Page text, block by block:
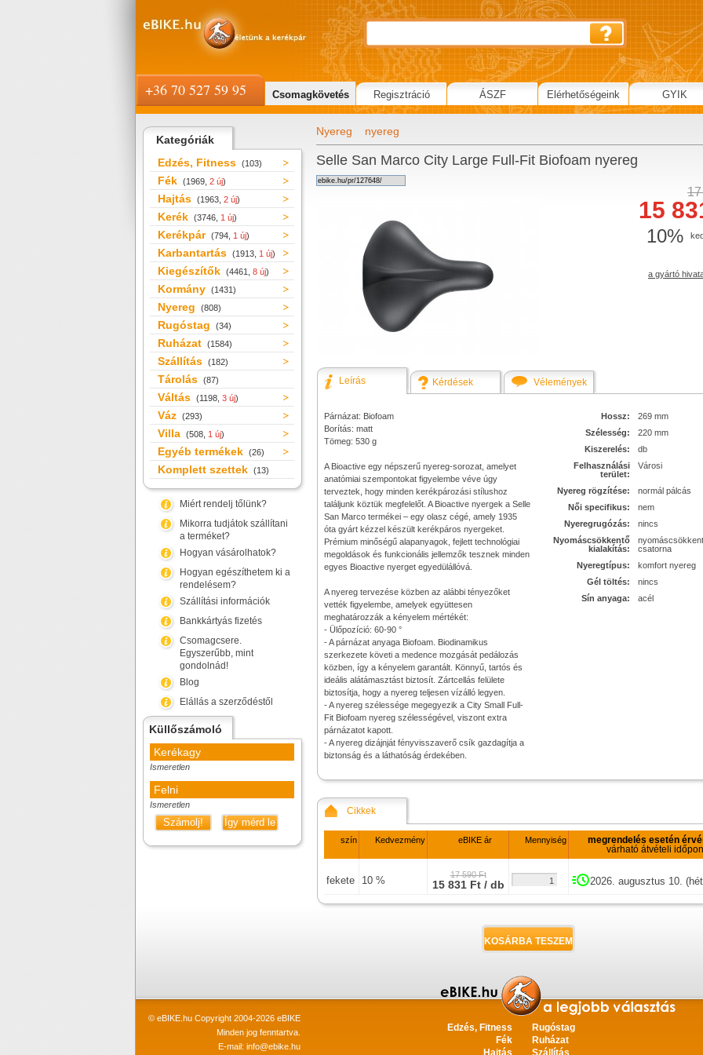
Kategóriák
Edzés, Fitness (103)
Fék (1969, 2 új)
Hajtás (1963, 2 új)
Kerék (3746, 1 új)
Kerékpár (794, 1 új)
Karbantartás (1913, 1 új)
Kiegészítők (4461, 8 új)
Kormány (1431)
Nyereg (808)
Rugóstag (34)
Ruházat (1584)
Szállítás (182)
Tárolás (87)
Váltás (1198, 3 új)
Váz (293)
Villa (508, 1 új)
Egyéb termékek (26)
Komplett szettek (13)
Miért rendelj tőlünk?
Mikorra tudjátok szállítani
a terméket?
Hogyan vásárolhatok?
Hogyan egészíthetem ki a
rendelésem?
Szállítási információk
Bankkártyás fizetés
Csomagcsere.
Egyszerűbb, mint
gondolnád!
Blog
Elállás a szerződéstől
Küllőszámoló
Kerékagy
Ismeretlen
Felni
Ismeretlen
Számolj! Így mérd le
Nyereg nyereg
Selle San Marco City Large Full-Fit Biofoam nyereg
15
10%
a gyártó
Leírás Kérdések Vélemények
Párnázat: Biofoam
Borítás: matt
Tömeg: 530 g
A Bioactive egy népszerű nyereg-sorozat, amelyet
anatómiai szempontokat figyelembe véve úgy
terveztek, hogy minden kerékpározási stílushoz
találjunk köztük megfelelőt. A Bioactive nyergek a Selle
San Marco termékei – egy olasz cégé, amely 1935
óta gyárt kézzel készült kerékpáros nyergeket.
Prémium minőségű alapanyagok, fejlett technológiai
megoldások és funkcionális jellemzők tesznek minden
egyes Bioactive nyerget egyedülállóvá.
A nyereg tervezése közben az alábbi tényezőket
vették figyelembe, amelyek együttesen
meghatározzák a kényelem mértékét:
- Ülőpozíció: 60-90 °
- A párnázat anyaga Biofoam. Biodinamikus
szerkezete követi a medence mozgását pedálozás
közben, így a kényelem garantált. Könnyű, tartós és
ideális alátámasztást biztosít. Zártcellás felülete
biztosítja, hogy a nyereg teljesen vízálló legyen.
- A nyereg szélessége megegyezik a City Small Full-
Fit Biofoam nyereg szélességével, viszont extra
párnázatot kapott.
- A nyereg dizájnját fényvisszaverő csík gazdagítja a
biztonság és a láthatóság érdekében.
Hossz:
269 mm
Szélesség:
220 mm
Kiszerelés:
db
Felhasználási
terület:
Városi
Nyereg rögzítése:
normál pálcás
Női specifikus:
nem
Nyeregrugózás:
nincs
Nyomáscsökkentő
kialakítás:
csatorna
Nyeregtípus:
komfort nyereg
Gél töltés:
nincs
Sín anyaga:
acél
Cikkek
szín Kedvezmény eBIKE ár Mennyiség
megrendelés esetén
várható átvételi
fekete 10 % 17 590 Ft
15 831 Ft / db 2026. augusztus 10.
+36 70 527 59 95 Csomagkövetés Regisztráció ÁSZF Elérhetőségeink GYIK
© eBIKE.hu Copyright 2004-2026 eBIKE
Minden jog fenntartva.
E-mail: info@ebike.hu
Edzés, Fitness
Fék
Hajtás
Rugóstag
Ruházat
Szállítás